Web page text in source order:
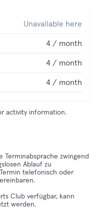
Unavailable here
4 / month
4 / month
4 / month
activity information.
Terminabsprache zwingend
Ablauf zu
telefonisch oder
Club verfügbar, kann
werden.